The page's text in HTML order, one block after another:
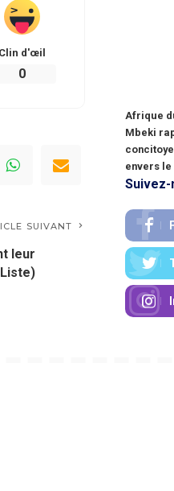
Clin d'œil
0
SUIVANT
leur
Afrique
Mbeki
envers le
Suivez-